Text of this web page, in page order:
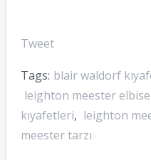
Tweet
Tags: blair waldorf
leighton meester
kıyafetleri, leighton
meester tarzı